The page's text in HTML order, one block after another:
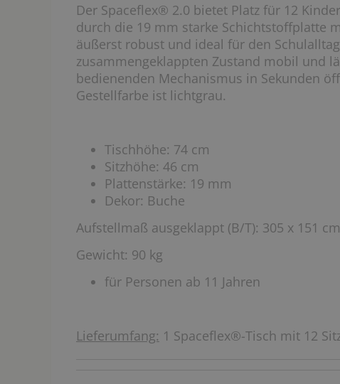
Der Spaceflex® 2.0 bietet Platz für 12
durch die 19 mm starke Schichtstoffplatte
äußerst robust und ideal für den
zusammengeklappten Zustand mobil und
bedienenden Mechanismus in Sekunden
Gestellfarbe ist lichtgrau.
Tischhöhe: 74 cm
Sitzhöhe: 46 cm
Plattenstärke: 19 mm
Dekor: Buche
Aufstellmaß ausgeklappt (B/T): 305 x 151 cm
Gewicht: 90 kg
für Personen ab 11 Jahren
Lieferumfang: 1 Spaceflex®-Tisch mit 12